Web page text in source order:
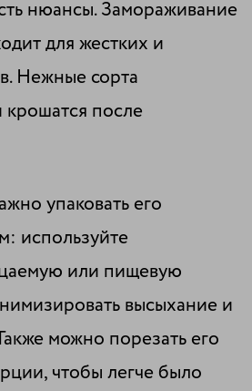
нюансы. Замораживание
для жестких и
Нежные сорта
после
упаковать его
используйте
или пищевую
высыхание и
можно порезать его
чтобы легче было